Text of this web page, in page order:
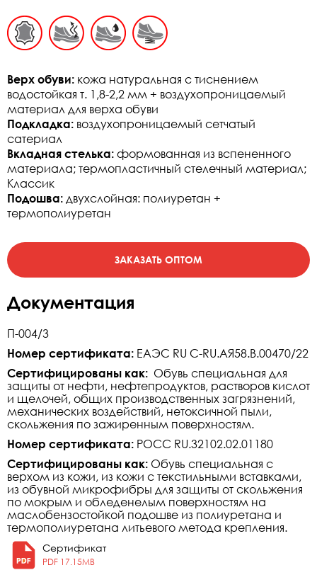
Верх обуви: кожа натуральная с тиснением
водостойкая т. 1,8-2,2 мм + воздухопроницаемый
материал для верха обуви
Подкладка: воздухопроницаемый сетчатый
сатериал
Вкладная стелька: формованная из вспененного
материала; термопластичный стелечный материал;
Классик
Подошва: двухслойная: полиуретан +
термополиуретан
Документация
П-004/3
Номер сертификата: ЕАЭС RU C-RU.АЯ58.В.00470/22
Сертифицированы как: Обувь специальная для
защиты от нефти, нефтепродуктов, растворов кислот
и щелочей, общих производственных загрязнений,
механических воздействий, нетоксичной пыли,
скольжения по зажиренным поверхностям.
Номер сертификата: РОСС RU.32102.02.01180
Сертифицированы как: Обувь специальная с
верхом из кожи, из кожи с текстильными вставками,
из обувной микрофибры для защиты от скольжения
по мокрым и обледенелым поверхностям на
маслобензостойкой подошве из полиуретана и
термополиуретана литьевого метода крепления.
Сертификат
PDF 17.15MB